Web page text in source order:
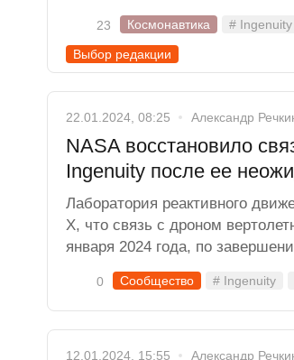
23 Космонавтика # Ingenuity
Выбор редакции
22.01.2024, 08:25 Александр
NASA восстановило
Ingenuity после ее
Лаборатория реактивного
Х, что связь с дроном
января 2024 года, по
0 Сообщество # Ingenuity
12.01.2024, 15:55 Александр